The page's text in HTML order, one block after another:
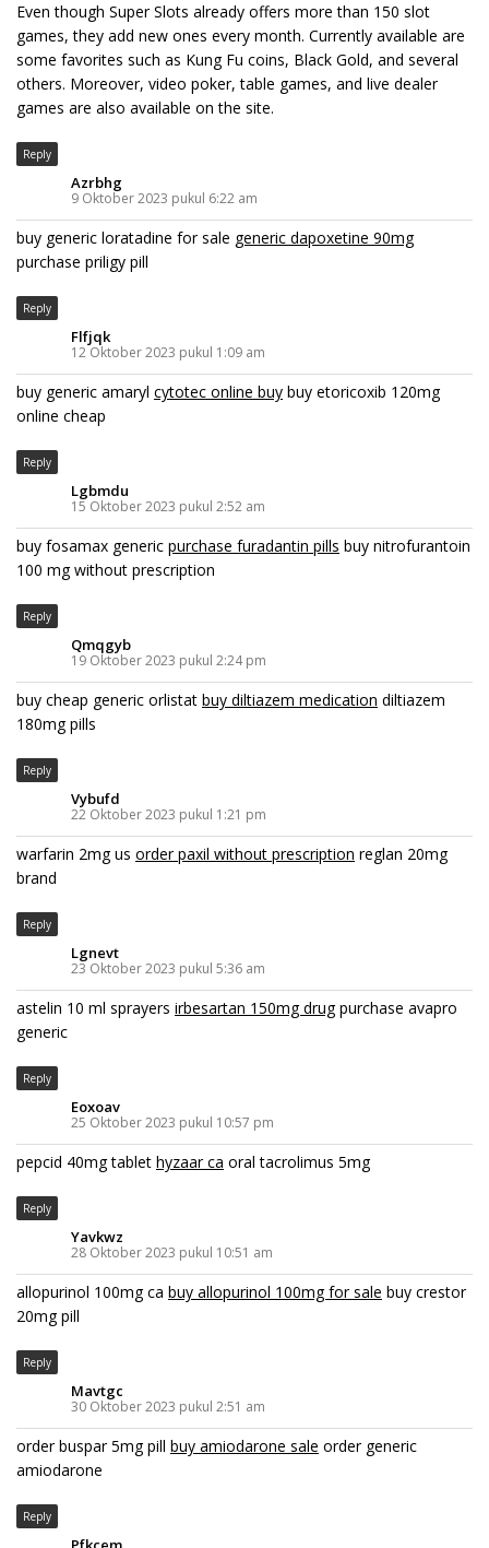
Even though Super Slots already offers more than 150 slot
games, they add new ones every month. Currently available are
some favorites such as Kung Fu coins, Black Gold, and several
others. Moreover, video poker, table games, and live dealer
games are also available on the site.
Reply
Azrbhg
9 Oktober 2023 pukul 6:22 am
buy generic loratadine for sale generic dapoxetine 90mg
purchase priligy pill
Reply
Flfjqk
12 Oktober 2023 pukul 1:09 am
buy generic amaryl cytotec online buy buy etoricoxib 120mg
online cheap
Reply
Lgbmdu
15 Oktober 2023 pukul 2:52 am
buy fosamax generic purchase furadantin pills buy nitrofurantoin
100 mg without prescription
Reply
Qmqgyb
19 Oktober 2023 pukul 2:24 pm
buy cheap generic orlistat buy diltiazem medication diltiazem
180mg pills
Reply
Vybufd
22 Oktober 2023 pukul 1:21 pm
warfarin 2mg us order paxil without prescription reglan 20mg
brand
Reply
Lgnevt
23 Oktober 2023 pukul 5:36 am
astelin 10 ml sprayers irbesartan 150mg drugpurchase avapro
generic
Reply
Eoxoav
25 Oktober 2023 pukul 10:57 pm
pepcid 40mg tablet hyzaar ca oral tacrolimus 5mg
Reply
Yavkwz
28 Oktober 2023 pukul 10:51 am
allopurinol 100mg ca buy allopurinol 100mg for sale buy crestor
20mg pill
Reply
Mavtgc
30 Oktober 2023 pukul 2:51 am
order buspar 5mg pill buy amiodarone sale order generic
amiodarone
Reply